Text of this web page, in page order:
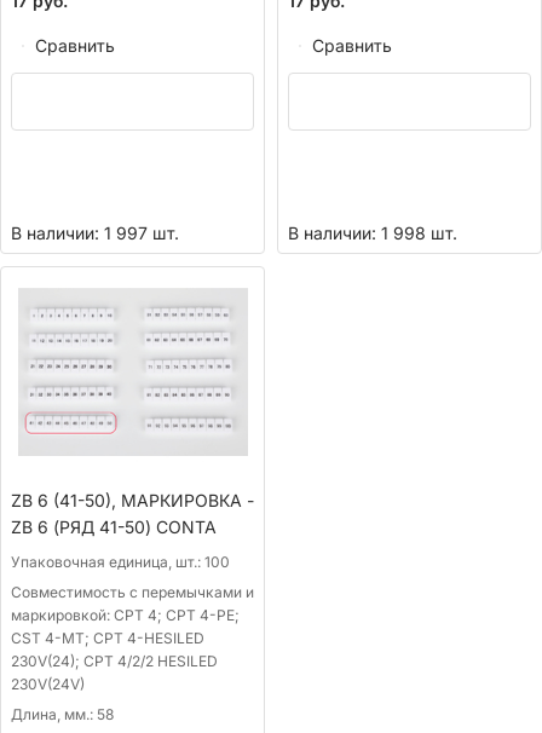
Сравнить
В наличии: 1 997 шт.
Сравнить
В наличии: 1 998 шт.
ZB 6 (41-50), МАРКИРОВКА -
ZB 6 (РЯД 41-50) CONTA
Упаковочная единица, шт.: 100
Совместимость с перемычками и
маркировкой: CPT 4; CPT 4-PE;
CST 4-MT; CPT 4-HESILED
230V(24); CPT 4/2/2 HESILED
230V(24V)
Длина, мм.: 58